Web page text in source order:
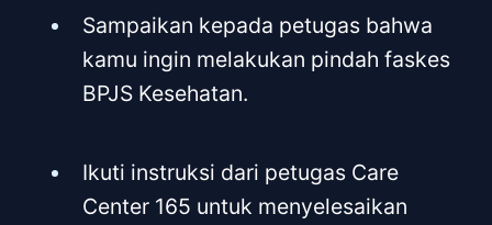
Sampaikan kepada petugas bahwa
kamu ingin melakukan pindah faskes
BPJS Kesehatan.
Ikuti instruksi dari petugas Care
Center 165 untuk menyelesaikan